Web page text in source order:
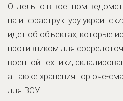
Отдельно в военном
на инфраструктуру
идет об объектах, которые
противником для
военной техники,
а также хранения горюче-
для ВСУ.